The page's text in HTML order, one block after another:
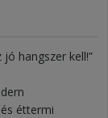
hangszer kell!”
éttermi